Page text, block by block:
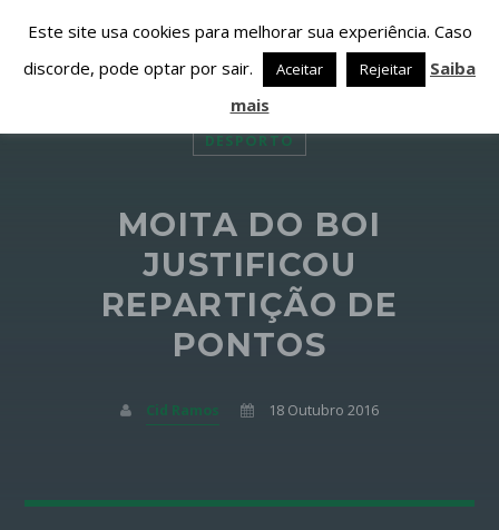
PESQUISAR NESTE WEBSITE:
PARTILHAR ESTA PÁGINA EM:
Twitter
Facebook
DESPORTO
MOITA DO BOI
JUSTIFICOU
REPARTIÇÃO DE
PONTOS
Cid Ramos 18 Outubro 2016
Este site usa cookies para melhorar sua experiência. Caso
discorde, pode optar por sair.
Aceitar Rejeitar
Saiba
mais